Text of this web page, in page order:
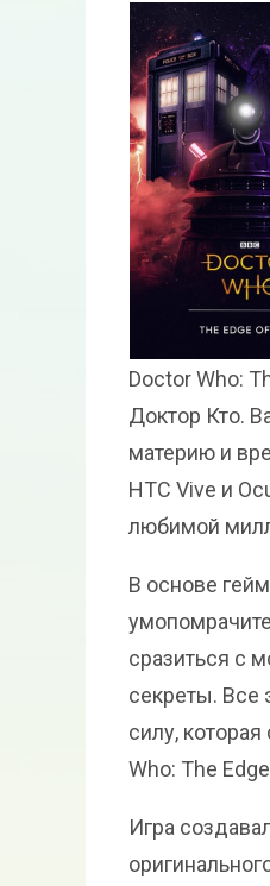
Doctor Who:
Доктор Кто.
материю и
HTC Vive и
любимой
В основе
сразиться с
секреты. Все
силу,
Who: The
Игра